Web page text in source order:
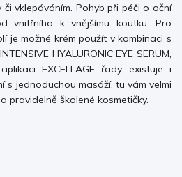
či vklepáváním. Pohyb při péči o oční
vnitřního k vnějšímu koutku. Pro
je možné krém použít v kombinaci s
HYALURONIC EYE SERUM,
EXCELLAGE řady existuje i
s jednoduchou masáží, tu vám velmi
a pravidelně školené kosmetičky.